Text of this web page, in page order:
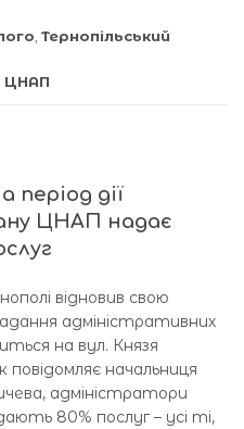
Тернопільський
ЦНАП
період дії
ЦНАП надає
відновив свою
адміністративних
на вул. Князя
повідомляє начальниця
адміністратори
80% послуг – усі ті,